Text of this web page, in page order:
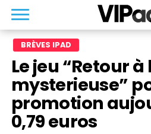
BRÈVES IPAD
Le jeu “Retour à
mysterieuse”
promotion
0,79 euros